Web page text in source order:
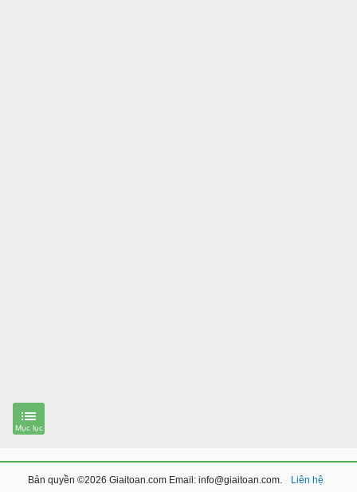
Bản quyền ©2026 Giaitoan.com Email: info@giaitoan.com. Liên hệ